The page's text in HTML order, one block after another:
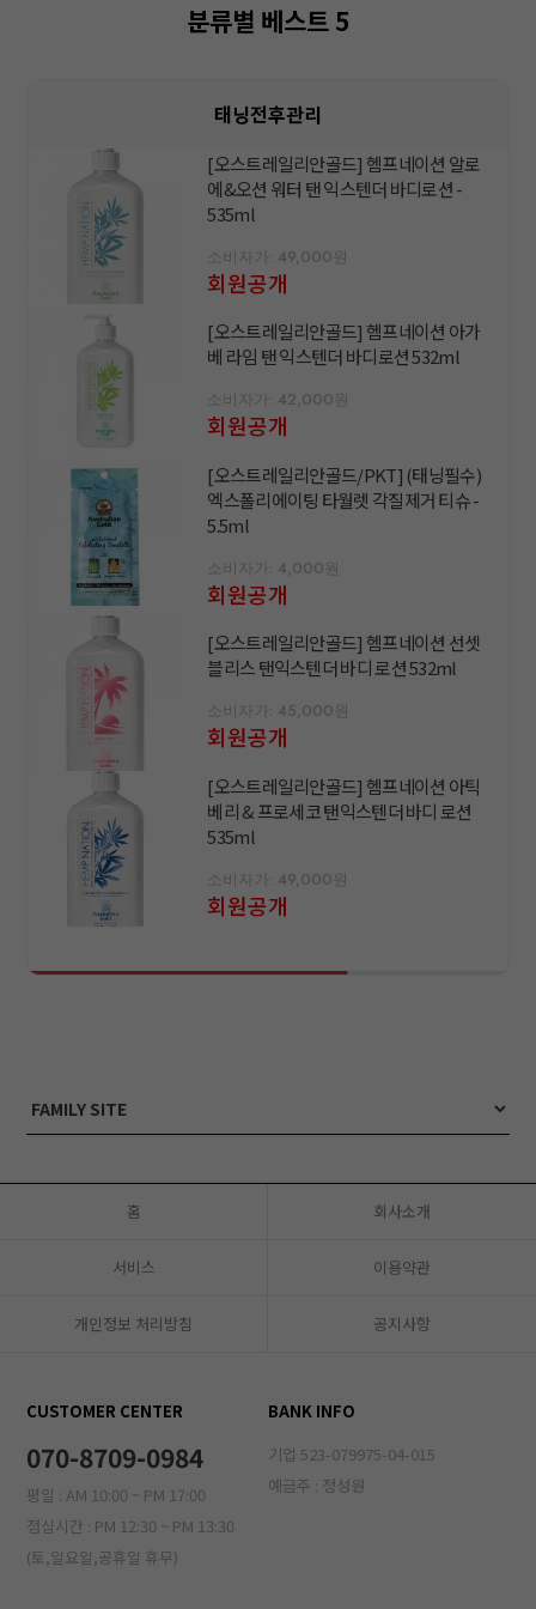
분류별 베스트 5
태닝전후관리
[오스트레일리안골드] 헴프네이션 알로
에&오션 워터 탠 익스텐더 바디로션 -
535ml
소비자가: 49,000원
회원공개
[오스트레일리안골드] 헴프네이션 아가
베 라임 탠 익스텐더 바디로션 532ml
소비자가: 42,000원
회원공개
[오스트레일리안골드/PKT] (태닝필수)
엑스폴리에이팅 타월렛 각질제거 티슈 -
5.5ml
소비자가: 4,000원
회원공개
[오스트레일리안골드] 헴프네이션 선셋
블리스 탠익스텐더 바디 로션 532ml
소비자가: 45,000원
회원공개
[오스트레일리안골드] 헴프네이션 아틱
베리 & 프로세코 탠익스텐더 바디 로션
535ml
소비자가: 49,000원
회원공개
홈 회사소개
서비스 이용약관
개인정보 처리방침 공지사항
CUSTOMER CENTER
070-8709-0984
평일 : AM 10:00 ~ PM 17:00
점심시간 : PM 12:30 ~ PM 13:30
(토,일요일,공휴일 휴무)
BANK INFO
기업 523-079975-04-015
예금주 : 정성원